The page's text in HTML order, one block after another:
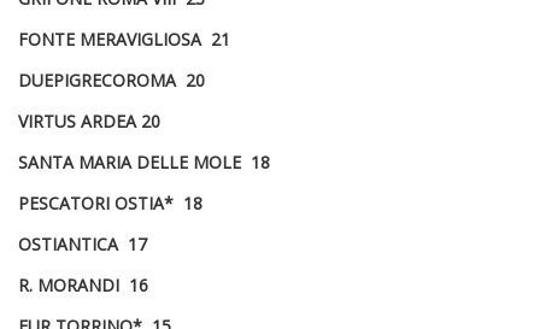
FONTE MERAVIGLIOSA 21
DUEPIGRECOROMA 20
VIRTUS ARDEA 20
SANTA MARIA DELLE MOLE 18
PESCATORI OSTIA* 18
OSTIANTICA 17
R. MORANDI 16